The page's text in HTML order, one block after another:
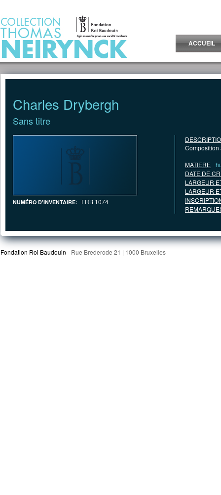
ACCUEIL
Charles Drybergh
Sans titre
NUMÉRO D'INVENTAIRE: FRB 1074
Composition
MATIÈRE
DATE DE
LARGEUR
LARGEUR
Fondation Roi Baudouin Rue Brederode 21 | 1000 Bruxelles